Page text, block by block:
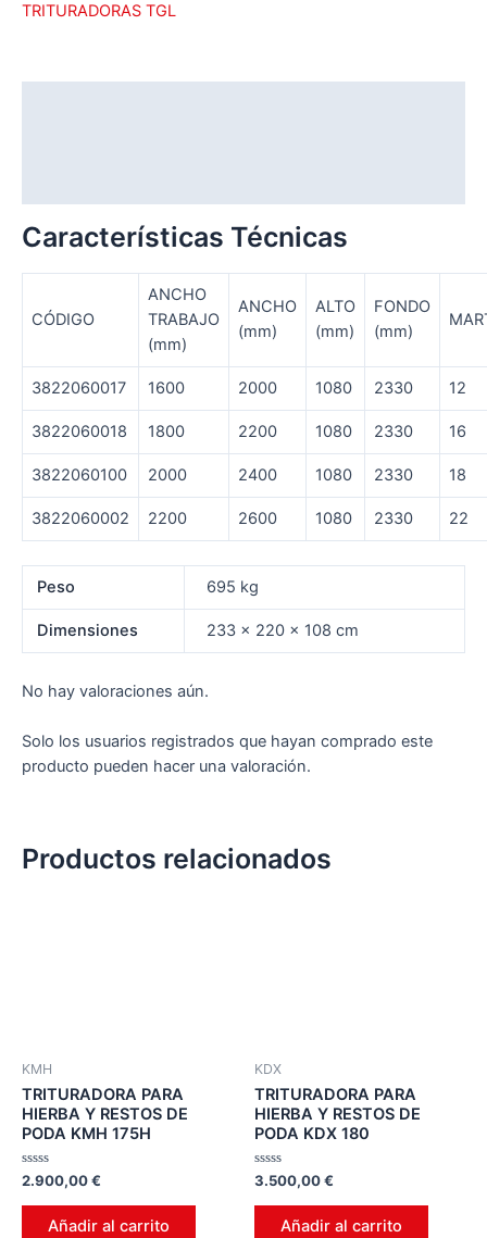
TRITURADORAS TGL
Características Técnicas
CÓDIGO
ANCHO
TRABAJO
(mm)
ANCHO
(mm)
ALTO
(mm)
FONDO
(mm)
3822060017 1600 2000 1080 2330 12
3822060018 1800 2200 1080 2330 16
3822060100 2000 2400 1080 2330 18
3822060002 2200 2600 1080 2330 22
Peso 695 kg
Dimensiones 233 × 220 × 108 cm
No hay valoraciones aún.
Solo los usuarios registrados que hayan comprado este
producto pueden hacer una valoración.
Productos relacionados
KMH
TRITURADORA PARA
HIERBA Y RESTOS DE
PODA KMH 175H
Valorado
en
0
2.900,00€
Añadir al carrito
KDX
TRITURADORA PARA
HIERBA Y RESTOS DE
PODA KDX 180
Valorado
en
0
3.500,00€
Añadir al carrito